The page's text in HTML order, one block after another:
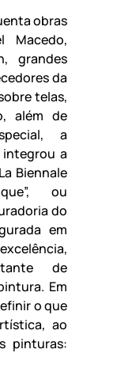
obras
Macedo,
grandes
da
telas,
além de
a
a
Biennale
ou
do
em
de
Em
o que
ao
pinturas: